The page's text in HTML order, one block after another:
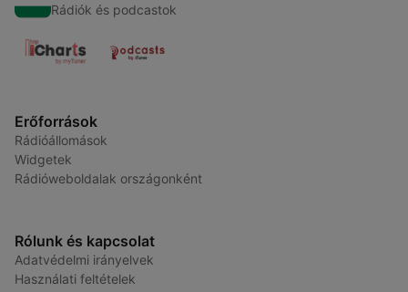
Rádiók és podcastok
Erőforrások
Rádióállomások
Widgetek
Rádióweboldalak országonként
Rólunk és kapcsolat
Adatvédelmi irányelvek
Használati feltételek